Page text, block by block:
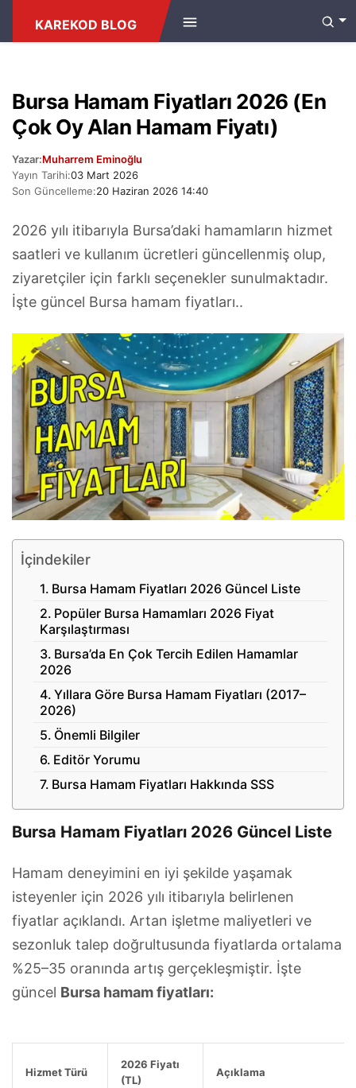
KAREKOD BLOG
Bursa Hamam Fiyatları 2026 (En
Çok Oy Alan Hamam Fiyatı)
Yazar:Muharrem Eminoğlu
Yayın Tarihi:03 Mart 2026
Son Güncelleme:20 Haziran 2026 14:40
2026 yılı itibarıyla Bursa’daki hamamların hizmet
saatleri ve kullanım ücretleri güncellenmiş olup,
ziyaretçiler için farklı seçenekler sunulmaktadır.
İşte güncel Bursa hamam fiyatları..
İçindekiler
Bursa Hamam Fiyatları 2026 Güncel Liste
Popüler Bursa Hamamları 2026 Fiyat
Karşılaştırması
Bursa’da En Çok Tercih Edilen Hamamlar
2026
Yıllara Göre Bursa Hamam Fiyatları (2017–
2026)
Önemli Bilgiler
Editör Yorumu
Bursa Hamam Fiyatları Hakkında SSS
Bursa Hamam Fiyatları 2026 Güncel Liste
Hamam deneyimini en iyi şekilde yaşamak
isteyenler için 2026 yılı itibarıyla belirlenen
fiyatlar açıklandı. Artan işletme maliyetleri ve
sezonluk talep doğrultusunda fiyatlarda ortalama
%25–35 oranında artış gerçekleşmiştir. İşte
güncel Bursa hamam fiyatları:
Hizmet Türü
2026 Fiyatı
(TL)
Açıklama